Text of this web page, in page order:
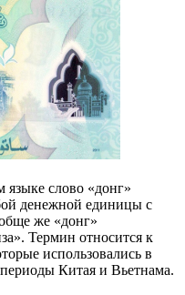
языке слово «донг»
денежной единицы с
же «донг»
Термин относится к
использовались в
Китая и Вьетнама.